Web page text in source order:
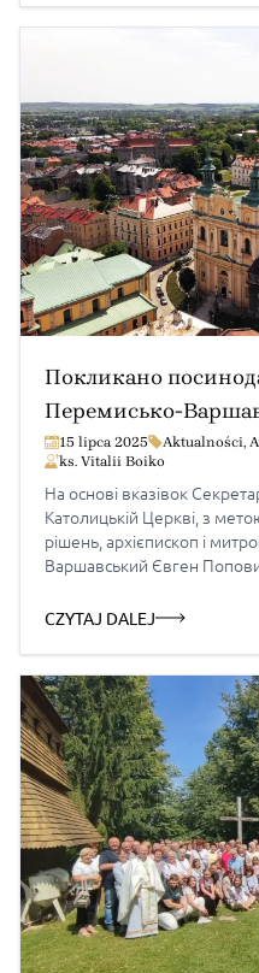
uczestniczyła, włączając się
Покликано
Перемисько-
15 lipca 2025 Aktualności,
ks. Vitalii Boiko
На основі вказівок
Католицькій Церкві, з
рішень, архієпископ і
Варшавський Євген
Архиєпископ Євген
Іван – делегат
Андрій – делегат
CZYTAJ DALEJ